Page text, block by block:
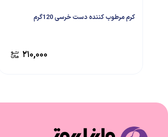
کرم مرطوب کننده دست خرسی 120گرم
۲۱۰,۰۰۰